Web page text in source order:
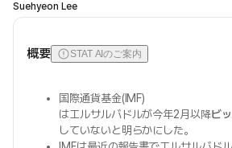
Suehyeon Lee
概要 STAT AIのご案内
国際通貨基金(IMF)
はエルサルバドルが今年2月以降ビ
していないと明らかにした。